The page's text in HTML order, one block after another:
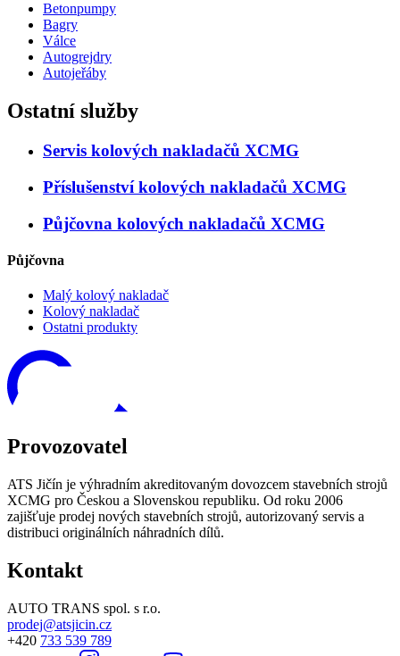
Betonpumpy
Bagry
Válce
Autogrejdry
Autojeřáby
Ostatní služby
Servis kolových nakladačů XCMG
Příslušenství kolových nakladačů XCMG
Půjčovna kolových nakladačů XCMG
Půjčovna
Malý kolový nakladač
Kolový nakladač
Ostatni produkty
Provozovatel
ATS Jičín je výhradním akreditovaným dovozcem stavebních strojů
XCMG pro Českou a Slovenskou republiku. Od roku 2006
zajišťuje prodej nových stavebních strojů, autorizovaný servis a
distribuci originálních náhradních dílů.
Kontakt
AUTO TRANS spol. s r.o.
prodej@atsjicin.cz
+420 733 539 789